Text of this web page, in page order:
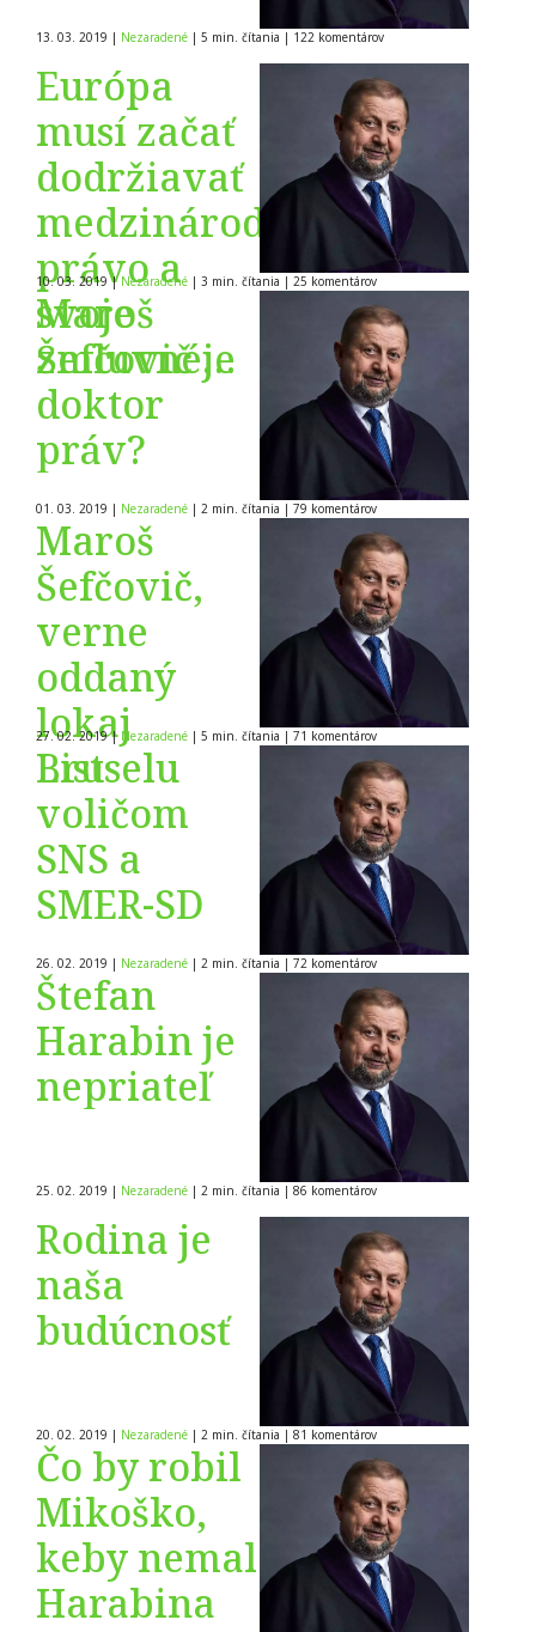
13. 03. 2019 | Nezaradené | 5 min. čítania | 122 komentárov
Európa
musí začať
dodržiavať
medzinárodné
právo a
svoje
zmluvné
záväzky.
10. 03. 2019| Nezaradené | 3 min. čítania | 25 komentárov
Maroš
Šefčovič je
doktor
práv?
01. 03. 2019 | Nezaradené | 2 min. čítania | 79 komentárov
Maroš
Šefčovič,
verne
oddaný
lokaj
Bruselu
27. 02. 2019| Nezaradené | 5 min. čítania | 71 komentárov
List
voličom
SNS a
SMER-SD
26. 02. 2019 | Nezaradené | 2 min. čítania | 72 komentárov
Štefan
Harabin je
nepriateľ
25. 02. 2019 | Nezaradené | 2 min. čítania | 86 komentárov
Rodina je
naša
budúcnosť
20. 02. 2019 | Nezaradené | 2 min. čítania | 81 komentárov
Čo by robil
Mikoško,
keby nemal
Harabina